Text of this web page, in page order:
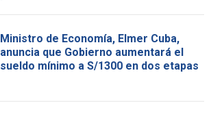
Ministro de Economía, Elmer Cuba,
anuncia que Gobierno aumentará el
sueldo mínimo a S/1300 en dos etapas